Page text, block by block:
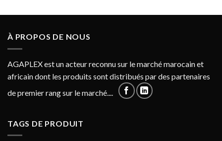
À PROPOS DE NOUS
AGAPLEX est un acteur reconnu sur le marché marocain et
africain dont les produits sont distribués par des partenaires
de premier rang sur le marché....
TAGS DE PRODUIT